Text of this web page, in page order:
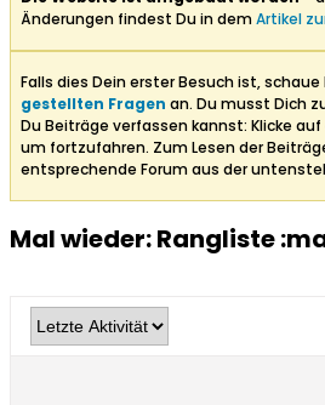
Änderungen findest Du in demArtikel
Falls dies Dein erster Besuch ist,
gestellten Fragen an. Du musst Dich
Du Beiträge verfassen kannst: Klicke
um fortzufahren. Zum Lesen der
entsprechende Forum aus der
Mal wieder: Rangliste